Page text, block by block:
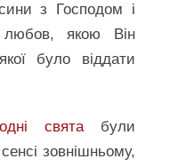
з Господом і
любов, якою Він
було віддати
святабули
зовнішньому,